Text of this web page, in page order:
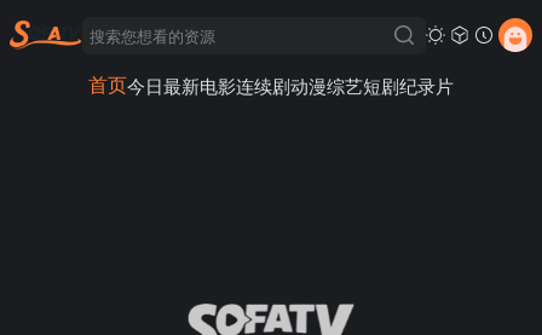
首页今日最新电影连续剧动漫综艺短剧纪录片